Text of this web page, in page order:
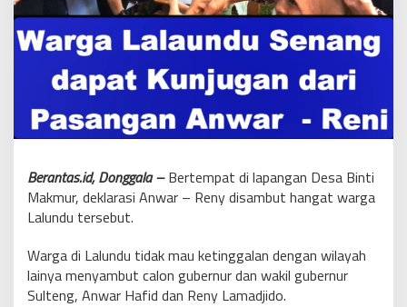
Berantas.id, Donggala –Bertempat di lapangan Desa Binti
Makmur, deklarasi Anwar – Reny disambut hangat warga
Lalundu tersebut.
Warga di Lalundu tidak mau ketinggalan dengan wilayah
lainya menyambut calon gubernur dan wakil gubernur
Sulteng, Anwar Hafid dan Reny Lamadjido.